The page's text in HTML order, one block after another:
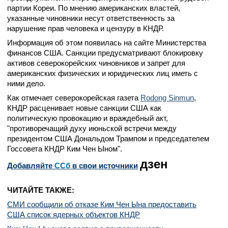
партии Кореи. По мнению американских властей,
указанные чиновники несут ответственность за
нарушение прав человека и цензуру в КНДР.
Информация об этом появилась на сайте Министерства
финансов США. Санкции предусматривают блокировку
активов северокорейских чиновников и запрет для
американских физических и юридических лиц иметь с
ними дело.
Как отмечает северокорейская газета Rodong Sinmun,
КНДР расценивает новые санкции США как
политическую провокацию и враждебный акт,
"противоречащий духу июньской встречи между
президентом США Дональдом Трампом и председателем
Госсовета КНДР Ким Чен Ыном".
Добавляйте CСб в свои источники дзен
ЧИТАЙТЕ ТАКЖЕ:
СМИ сообщили об отказе Ким Чен Ына предоставить
США список ядерных объектов КНДР